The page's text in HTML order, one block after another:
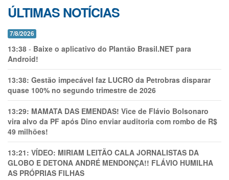
ÚLTIMAS NOTÍCIAS
7/8/2026
13:38 - Baixe o aplicativo do Plantão Brasil.NET para
Android!
13:38: Gestão impecável faz LUCRO da Petrobras disparar
quase 100% no segundo trimestre de 2026
13:29: MAMATA DAS EMENDAS! Vice de Flávio Bolsonaro
vira alvo da PF após Dino enviar auditoria com rombo de R$
49 milhões!
13:21: VÍDEO: MIRIAM LEITÃO CALA JORNALISTAS DA
GLOBO E DETONA ANDRÉ MENDONÇA!! FLÁVIO HUMILHA
AS PRÓPRIAS FILHAS